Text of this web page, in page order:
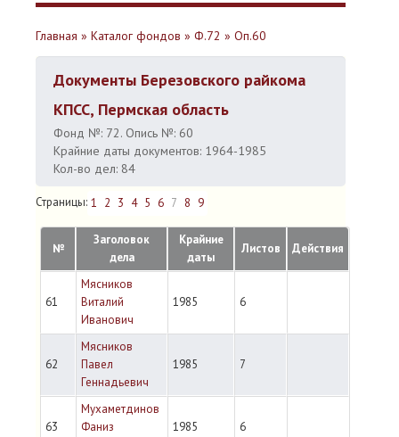
Главная » Каталог фондов » Ф.72 » Оп.60
Документы Березовского райкома
КПСС, Пермская область
Фонд №: 72. Опись №: 60
Крайние даты документов: 1964-1985
Кол-во дел: 84
Страницы: 1 2 3 4 5 6 7 8 9
№
Заголовок
дела
Крайние
даты
Листов Действия
61
Мясников
Виталий
Иванович
1985 6
62
Мясников
Павел
Геннадьевич
1985 7
63
Мухаметдинов
Фаниз
1985 6